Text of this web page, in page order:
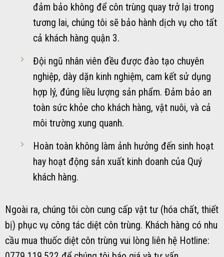
đảm bảo không để côn trùng quay trở lại trong
tương lai, chúng tôi sẽ bảo hành dịch vụ cho tất
cả khách hàng quận 3.
Đội ngũ nhân viên đều được đào tạo chuyên
nghiệp, dày dặn kinh nghiệm, cam kết sử dụng
hợp lý, đúng liều lượng sản phẩm. Đảm bảo an
toàn sức khỏe cho khách hàng, vật nuôi, và cả
môi trường xung quanh.
Hoàn toàn không làm ảnh hưởng đến sinh hoạt
hay hoạt động sản xuất kinh doanh của Quý
khách hàng.
Ngoài ra, chúng tôi còn cung cấp vật tư (hóa chất, thiết
bị) phục vụ công tác diệt côn trùng. Khách hàng có nhu
cầu mua thuốc diệt côn trùng vui lòng liên hệ Hotline: